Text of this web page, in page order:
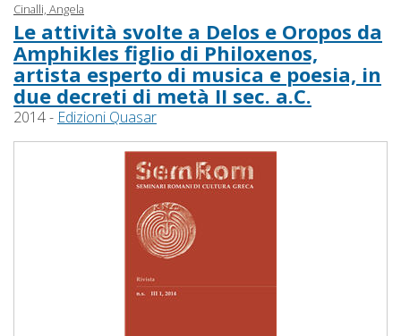
Cinalli, Angela
Le attività svolte a Delos e Oropos da
Amphikles figlio di Philoxenos,
artista esperto di musica e poesia, in
due decreti di metà II sec. a.C.
2014 - Edizioni Quasar